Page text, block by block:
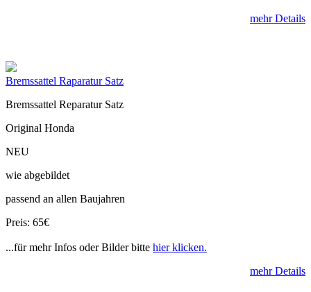
mehr Details
Bremssattel Raparatur Satz
Bremssattel Reparatur Satz
Original Honda
NEU
wie abgebildet
passend an allen Baujahren
Preis: 65€
...für mehr Infos oder Bilder bitte hier klicken.
mehr Details